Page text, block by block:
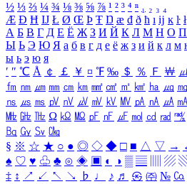
½ ⅓ ⅔ ¼ ¾ ⅛ ⅜ ⅝ ⅞ ¹ ² ³ ⁴ ⁿ ₁ ₂ ₃ ₄
Æ Ð Ħ Ĳ Ł Ø Œ Þ Ŧ Ŋ æ đ ð ħ ı ĳ ĸ ŀ ł
А Б В Г Д Е Ё Ж З И Й К Л М Н О П
Ы Ь Э Ю Я а б в г д е ё ж з и й к л м
ы ь э ю я
′ ″ ℃ Å ￠ ￡ ￥ ¤ ℉ ‰ ＄ ％ Ｆ ￦
㎙ ㎚ ㎛ ㎜ ㎝ ㎞ ㎟ ㎠ ㎡ ㎢ ㏊ ㎍ ㎎
㎱ ㎲ ㎳ ㎴ ㎵ ㎶ ㎷ ㎸ ㎹ ㎀ ㎁ ㎂ ㎃
㎒ ㎓ ㎔ Ω ㏀ ㏁ ㎊ ㎋ ㎌ ㏖ ㏅ ㎭ ㎮
㏃ ㏉ ㏜ ㏆
§ ※ ☆ ★ ○ ● ◎ ◇ ◆ □ ■ △ ▽ →
♠ ♡ ♥ ♧ ♣ ⊙ ◈ ▣ ◐ ◑ ▒ ▤ ▨
‡ ↕ ↗ ↙ ↖ ↘ ♭ ♩ ♪ ♬ ㉿ ㈜ № ㏇